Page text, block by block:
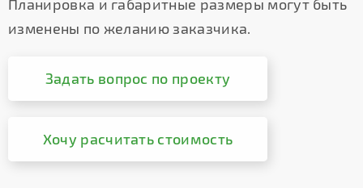
Планировка и габаритные размеры могут быть
изменены по желанию заказчика.
Задать вопрос по проекту
Хочу расчитать стоимость